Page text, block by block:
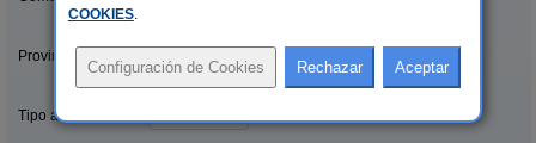
Provincias/Islas:
Tipo alquiler:
COOKIES.